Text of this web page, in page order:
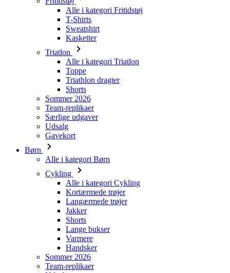
Triatlon
Alle i kategori Triatlon
Toppe
Triathlon dragter
Shorts
Sommer 2026
Team-replikaer
Særlige udgaver
Udsalg
Gavekort
Børn
Alle i kategori Børn
Cykling
Alle i kategori Cykling
Langærmede trøjer
Jakker
Shorts
Lange bukser
Varmere
Handsker
Sommer 2026
Team-replikaer
Udsalg
Særlige udgaver
Gavekort
Custom design
Historier